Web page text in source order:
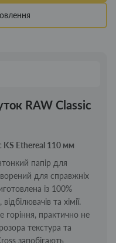
RAW Classic
KS Ethereal 110 мм
папір для
для справжніх
​​із 100%
та хімії.
горіння, практично не
текстура та
запобігають